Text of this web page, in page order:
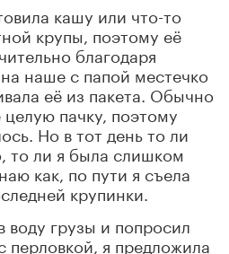
кашу или что-то
крупы, поэтому её
благодаря
наше с папой местечко
её из пакета. Обычно
пачку, поэтому
Но в тот день то ли
то ли я была слишком
как, по пути я съела
крупинки.
воду грузы и попросил
перловкой, я предложила